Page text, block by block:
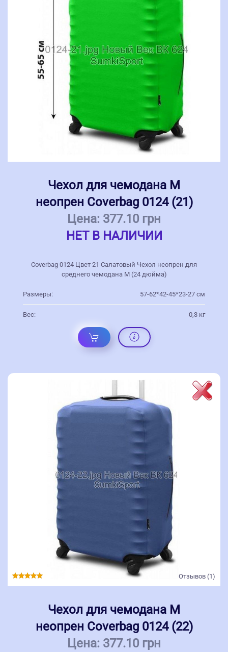
Чехол для чемодана M
неопрен Coverbag 0124 (21)
Цена: 377.10 грн
НЕТ В НАЛИЧИИ
Coverbag 0124 Цвет 21 Салатовый Чехол неопрен для
среднего чемодана M (24 дюйма)
Размеры: 57-62*42-45*23-27 см
Вес: 0,3 кг
Отзывов (1)
Чехол для чемодана M
неопрен Coverbag 0124 (22)
Цена: 377.10 грн